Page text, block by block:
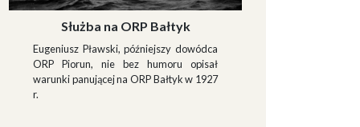
Służba na ORP Bałtyk
Eugeniusz Pławski, późniejszy dowódca
ORP Piorun, nie bez humoru opisał
warunki panującej na ORP Bałtyk w 1927
r.